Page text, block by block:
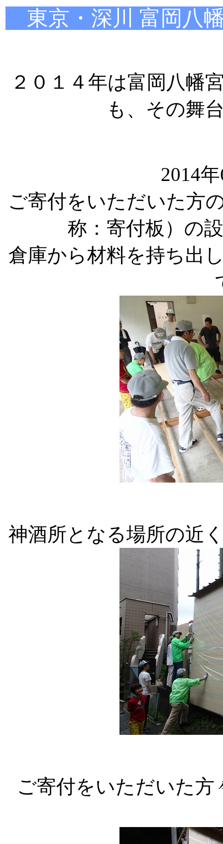
東京・深川 富岡八
２０１４年は富岡八幡
も、その舞
2014
ご寄付をいただいた方
称：寄付板）の
倉庫から材料を持ち出
神酒所となる場所の近
ご寄付をいただいた